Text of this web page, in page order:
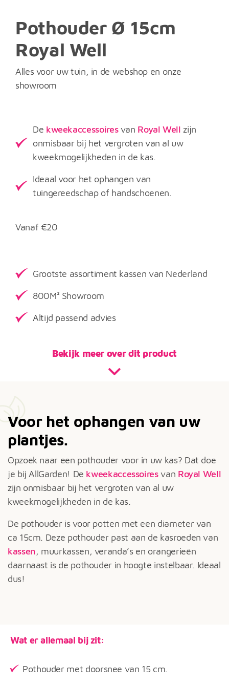
Pothouder Ø 15cm
Royal Well
Alles voor uw tuin, in de webshop en onze
showroom
De kweekaccessoiresvan Royal Well zijn
onmisbaar bij het vergroten van al uw
kweekmogelijkheden in de kas.
Ideaal voor het ophangen van
tuingereedschap of handschoenen.
Vanaf €20
Grootste assortiment kassen van Nederland
800M² Showroom
Altijd passend advies
Bekijk meer over dit product
Voor het ophangen van uw
plantjes.
Opzoek naar een pothouder voor in uw kas? Dat doe
je bij AllGarden! De kweekaccessoiresvan Royal Well
zijn onmisbaar bij het vergroten van al uw
kweekmogelijkheden in de kas.
De pothouder is voor potten met een diameter van
ca 15cm. Deze pothouder past aan de kasroeden van
kassen, muurkassen, veranda’s en orangerieën
daarnaast is de pothouder in hoogte instelbaar. Ideaal
dus!
Wat er allemaal bij zit:
Pothouder met doorsnee van 15 cm.